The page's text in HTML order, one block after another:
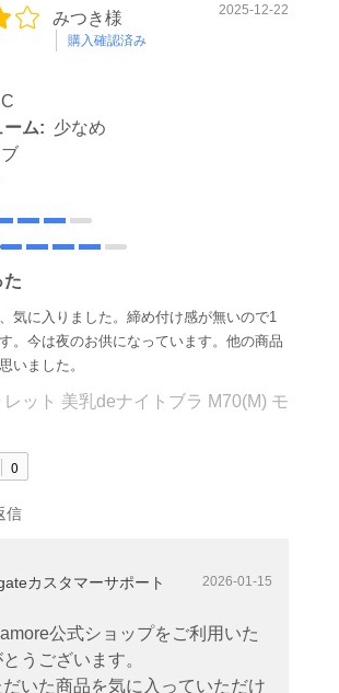
みつき様
購入確認済み
2025-12-22
C
ーム: 少なめ
た
気に入りました。締め付け感が無いので1
。今は夜のお供になっています。他の商品
いました。
レット 美乳deナイトブラ M70(M) モ
0
信
カスタマーサポート 2026-01-15
公式ショップをご利用いた
うございます。
いた商品を気に入っていただけ